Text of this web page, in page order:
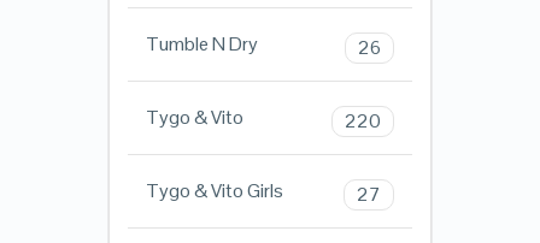
Tumble N Dry 26
Tygo & Vito 220
Tygo & Vito Girls 27